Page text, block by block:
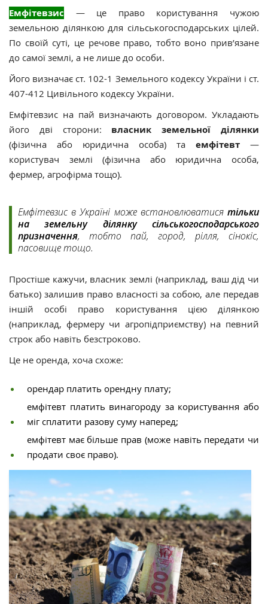
Емфітевзис
— це право користування чужою
земельною ділянкою для сільськогосподарських цілей.
По своїй суті, це речове право, тобто воно прив’язане
до самої землі, а не лише до особи.
Його визначає ст. 102-1 Земельного кодексу України і ст.
407-412 Цивільного кодексу України.
Емфітевзис на пай визначають договором. Укладають
його дві сторони: власник земельної ділянки
(фізична або юридична особа) та емфітевт —
користувач землі (фізична або юридична особа,
фермер, агрофірма тощо).
Емфітевзис в Україні може встановлюватися тільки
на земельну ділянку сільськогосподарського
призначення, тобто пай, город, рілля, сінокіс,
пасовище тощо.
Простіше кажучи, власник землі (наприклад, ваш дід чи
батько) залишив право власності за собою, але передав
іншій особі право користування цією ділянкою
(наприклад, фермеру чи агропідприємству) на певний
строк або навіть безстроково.
Це не оренда, хоча схоже:
орендар платить орендну плату;
емфітевт платить винагороду за користування або
міг сплатити разову суму наперед;
емфітевт має більше прав (може навіть передати чи
продати своє право).